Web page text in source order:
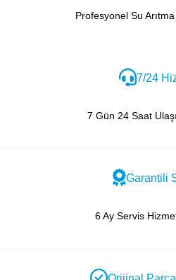
Profesyonel Su
7/24
7 Gün 24 Saat
Garantili
6 Ay Servis